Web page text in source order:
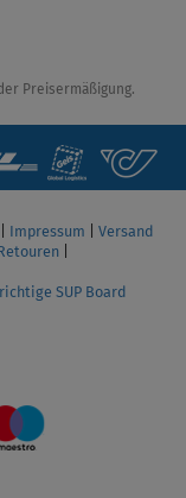
Preisermäßigung.
Impressum
Versand
SUP Board